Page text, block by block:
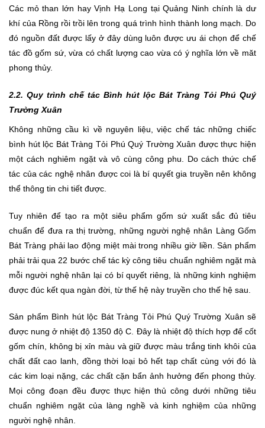
Các mỏ than lớn hay Vịnh Hạ Long tại Quảng Ninh chính là dư
khí của Rồng rồi trồi lên trong quá trình hình thành long mạch. Do
đó nguồn đất được lấy ở đây dùng luôn được ưu ái chọn để chế
tác đồ gốm sứ, vừa có chất lượng cao vừa có ý nghĩa lớn về măt
phong thủy.
2.2. Quy trình chế tác Bình hút lộc Bát Tràng Tỏi Phú Quý
Trường Xuân
Không những cầu kì về nguyên liệu, việc chế tác những chiếc
bình hút lộc Bát Tràng Tỏi Phú Quý Trường Xuân được thực hiện
một cách nghiêm ngặt và vô cùng công phu. Do cách thức chế
tác của các nghệ nhân được coi là bí quyết gia truyền nên không
thể thông tin chi tiết được.
Tuy nhiên để tạo ra một siêu phẩm gốm sứ xuất sắc đủ tiêu
chuẩn để đưa ra thị trường, những người nghệ nhân Làng Gốm
Bát Tràng phải lao động miệt mài trong nhiều giờ liền. Sản phẩm
phải trải qua 22 bước chế tác kỳ công tiêu chuẩn nghiêm ngặt mà
mỗi người nghệ nhân lại có bí quyết riêng, là những kinh nghiệm
được đúc kết qua ngàn đời, từ thế hệ này truyền cho thế hệ sau.
Sản phẩm Bình hút lộc Bát Tràng Tỏi Phú Quý Trường Xuân sẽ
được nung ở nhiệt độ 1350 độ C. Đây là nhiệt độ thích hợp để cốt
gốm chín, không bị xỉn màu và giữ được màu trắng tinh khôi của
chất đất cao lanh, đồng thời loại bỏ hết tạp chất cùng với đó là
các kim loại nặng, các chất cặn bẩn ảnh hưởng đến phong thủy.
Mọi công đoạn đều được thực hiện thủ công dưới những tiêu
chuẩn nghiêm ngặt của làng nghề và kinh nghiệm của những
người nghệ nhân.